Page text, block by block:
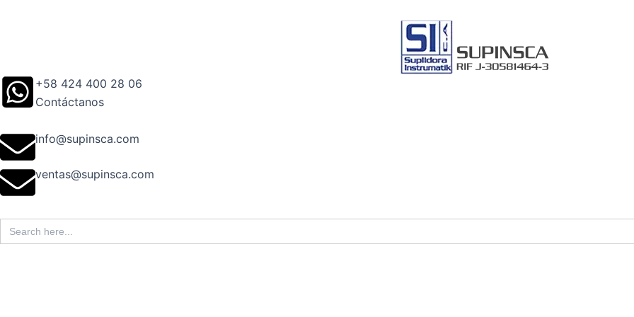
+58 424 400 28 06
Contáctanos
info@supinsca.com
ventas@supinsca.com
Search
for: